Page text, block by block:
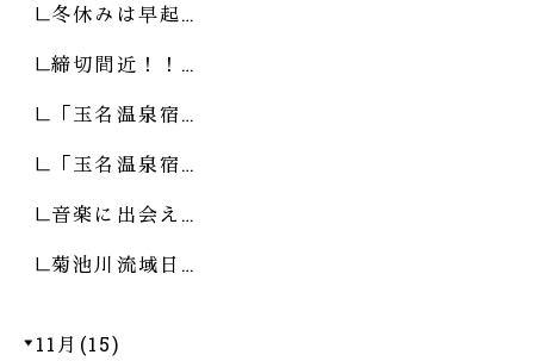
冬休みは早起…
締切間近！！…
「玉名温泉宿…
「玉名温泉宿…
音楽に出会え…
菊池川流域日…
11月(15)